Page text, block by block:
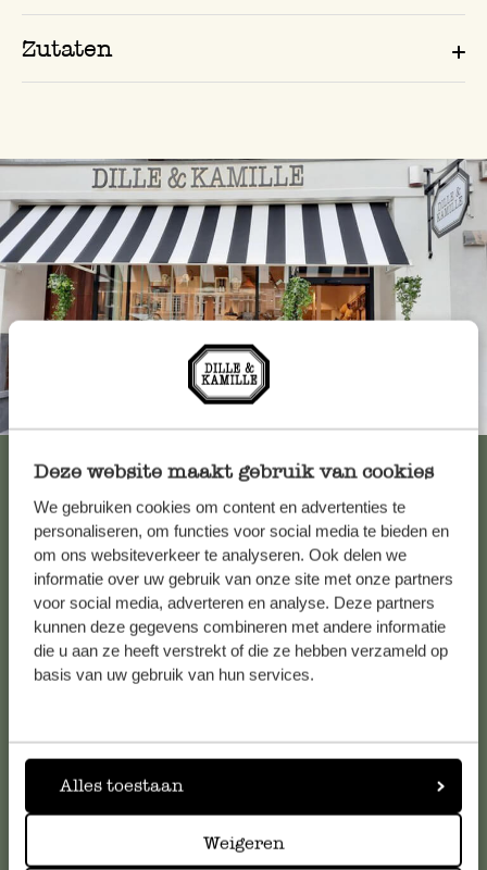
Deze website maakt gebruik van cookies
We gebruiken cookies om content en advertenties te
personaliseren, om functies voor social media te bieden en
om ons websiteverkeer te analyseren. Ook delen we
informatie over uw gebruik van onze site met onze partners
voor social media, adverteren en analyse. Deze partners
kunnen deze gegevens combineren met andere informatie
die u aan ze heeft verstrekt of die ze hebben verzameld op
basis van uw gebruik van hun services.
Alles toestaan
Weigeren
Zutaten
Immer in der Nähe
Kundenservice/Hilfe
Falls Sie Fragen haben oder Tipps und Hilfe brauchen, wenden
Sie sich bitte an unseren Kundenservice. Oder lesen Sie hier
Online-Kundenservice